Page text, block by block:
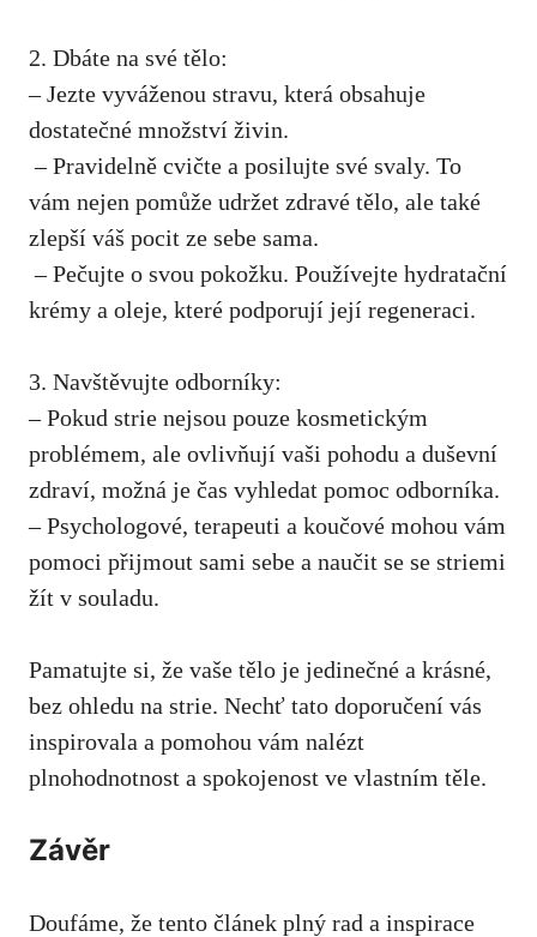
2.​ Dbáte na své⁢ tělo:
– Jezte vyváženou stravu, která obsahuje
dostatečné množství živin.
⁢ – Pravidelně cvičte a posilujte své svaly. To⁣
vám nejen pomůže udržet ‌zdravé tělo, ale také
zlepší váš pocit ze sebe sama.
⁣ – Pečujte o svou pokožku. Používejte hydratační
krémy a oleje, které podporují její regeneraci.
3. Navštěvujte odborníky:
– Pokud​ strie nejsou pouze kosmetickým
problémem, ‍ale ovlivňují vaši pohodu a duševní
zdraví, možná je čas⁣ vyhledat pomoc⁤ odborníka.
– Psychologové, terapeuti a koučové ‌mohou vám
pomoci přijmout sami sebe a naučit se se striemi
žít v souladu.
Pamatujte⁤ si, že vaše tělo je jedinečné a ‍krásné,
bez ohledu na ⁣strie. Nechť tato doporučení vás
inspirovala ‌a ⁢pomohou ⁢vám nalézt
plnohodnotnost a spokojenost ve vlastním těle.
Závěr
Doufáme, ⁤že tento článek plný rad a‌ inspirace